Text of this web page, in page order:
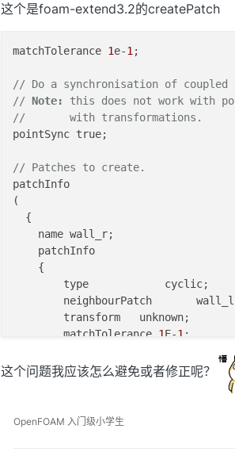
    {
    patchInfo
type
            cyclic;
neighbourPatch
        transform   unknown;
    }
    patches (WALL_U)
set f0;
    }
    {
    name wall_l;
    patchInfo
type
            cyclic;
        neighbourPatch       wall_r;
        transform   unknown;
    patches (WALL_L)
这个是foam-extend3.2的createPatch
matchTolerance 1e-1;
// Do a synchronisation of
// Note:
this does not work with
//       with transformations.
pointSync true;
// Patches to create.
patchInfo
(
  {
    name wall_r;
    patchInfo
    {
        type            cyclic;
neighbourPatch
        transform   unknown;
        matchTolerance
1E-1 ;
    constructFrom patches;
    }
这个问题我应该怎么避免或者修正呢？
OpenFOAM 入门级小学生